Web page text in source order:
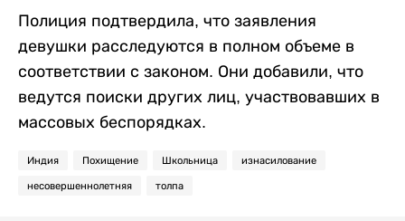
Полиция подтвердила, что заявления
девушки расследуются в полном объеме в
соответствии с законом. Они добавили, что
ведутся поиски других лиц, участвовавших в
массовых беспорядках.
Индия Похищение Школьница изнасилование
несовершеннолетняя толпа